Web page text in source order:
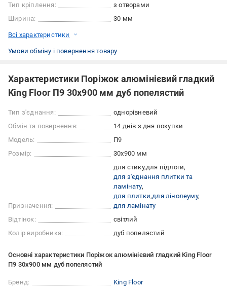
Тип кріплення:
з отворами
Ширина:
30 мм
Всі характеристики
Умови обміну і повернення товару
Характеристики Поріжок алюмінієвий гладкий
King Floor П9 30х900 мм дуб попелястий
Тип з'єднання:
однорівневий
Обмін та повернення:
14 днів з дня покупки
Модель:
П9
Розмір:
30х900 мм
Призначення:
для стику для підлоги
для з'єднання плитки та
ламінату
для плитки для лінолеуму
для ламінату
Відтінок:
світлий
Колір виробника:
дуб попелястий
Основні характеристики Поріжок алюмінієвий гладкий King Floor
П9 30х900 мм дуб попелястий
Бренд:
King Floor